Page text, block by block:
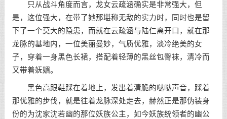
只从战斗角度而言，龙女云疏涵确实是非常强大，但
是，这位强大，在带了她那堪称无敌的实力时，同时也是留
下了一个莫大的隐患，而就在云疏涵与陆仁离开口，就在那
龙脉的基地内，一位美丽曼妙，气质优雅，淡冷绝美的女
子，穿着一身黑色长裙，搭配着轻薄的黑丝包臀袜，清冷而
又带着妩媚。
黑色高跟鞋踩在着地上，发出着清脆的哒哒声音，踩着
那优雅的步伐，就是往着龙脉深处走去，赫然正是那伪装身
份的为沈家沈若幽的那位妖族公主，如今妖族统领者的幽公